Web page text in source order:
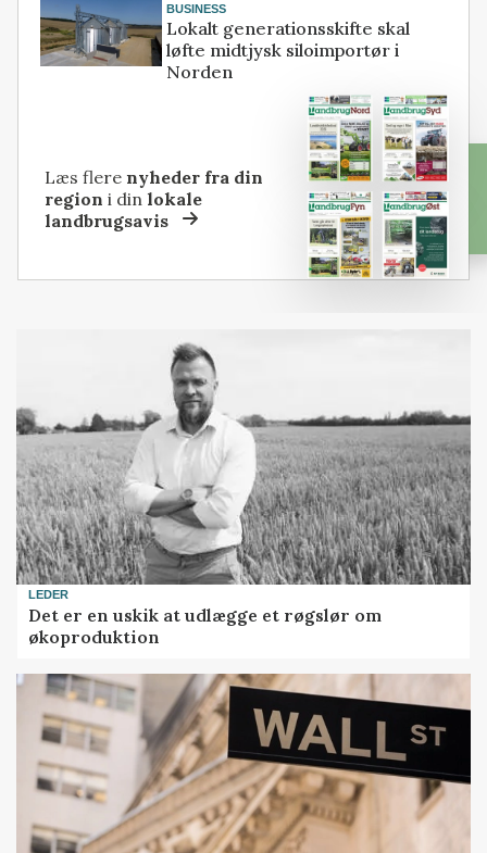
BUSINESS
Lokalt generationsskifte skal
løfte midtjysk siloimportør i
Norden
Læs flere nyheder fra din
region i dinlokale
landbrugsavis
LEDER
Det er en uskik at udlægge et røgslør om
økoproduktion